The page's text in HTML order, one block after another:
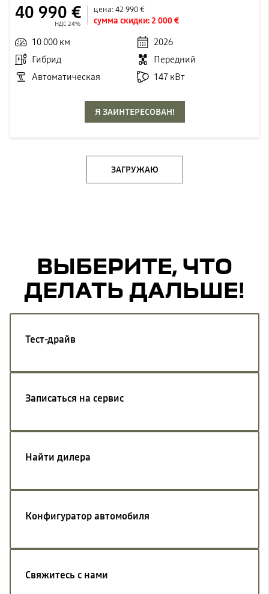
40 990 €
НДС 24%
цена:42 990 €
сумма скидки:2 000 €
10 000 км
2026
Гибрид
Передний
Автоматическая
147 кВт
Я ЗАИНТЕРЕСОВАН!
ЗАГРУЖАЮ
ВЫБЕРИТЕ, ЧТО
ДЕЛАТЬ ДАЛЬШЕ!
Тест-драйв
Записаться на сервис
Найти дилера
Конфигуратор автомобиля
Свяжитесь с нами